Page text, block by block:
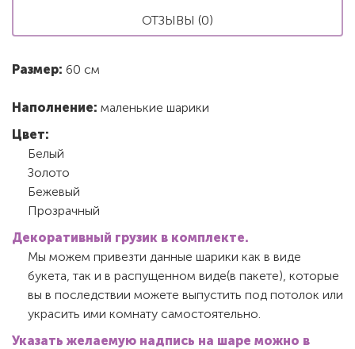
ОТЗЫВЫ (0)
Размер: 60 см
Наполнение: маленькие шарики
Цвет:
Белый
Золото
Бежевый
Прозрачный
Декоративный грузик в комплекте.
Мы можем привезти данные шарики как в виде
букета, так и в распущенном виде(в пакете), которые
вы в последствии можете выпустить под потолок или
украсить ими комнату самостоятельно.
Указать желаемую надпись на шаре можно в